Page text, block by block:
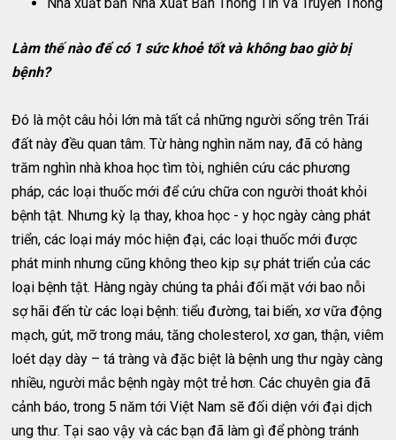
Làm thế nào để có 1 sức khoẻ tốt và không bao giờ bị
bệnh?
Đó là một câu hỏi lớn mà tất cả những người sống trên Trái
đất này đều quan tâm. Từ hàng nghìn năm nay, đã có hàng
trăm nghìn nhà khoa học tìm tòi, nghiên cứu các phương
pháp, các loại thuốc mới để cứu chữa con người thoát khỏi
bệnh tật. Nhưng kỳ lạ thay, khoa học - y học ngày càng phát
triển, các loại máy móc hiện đại, các loại thuốc mới được
phát minh nhưng cũng không theo kịp sự phát triển của các
loại bệnh tật. Hàng ngày chúng ta phải đối mặt với bao nỗi
sợ hãi đến từ các loại bệnh: tiểu đường, tai biến, xơ vữa động
mạch, gút, mỡ trong máu, tăng cholesterol, xơ gan, thận, viêm
loét dạy dày – tá tràng và đặc biệt là bệnh ung thư ngày càng
nhiều, người mắc bệnh ngày một trẻ hơn. Các chuyên gia đã
cảnh báo, trong 5 năm tới Việt Nam sẽ đối diện với đại dịch
ung thư. Tại sao vậy và các bạn đã làm gì để phòng tránh